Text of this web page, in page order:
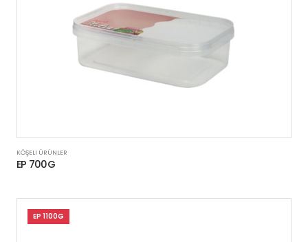
KÖŞELI ÜRÜNLER
EP 700G
EP 1100G